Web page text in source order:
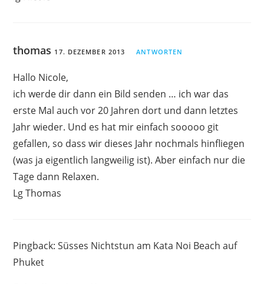
thomas 17. DEZEMBER 2013 ANTWORTEN
Hallo Nicole,
ich werde dir dann ein Bild senden … ich war das
erste Mal auch vor 20 Jahren dort und dann letztes
Jahr wieder. Und es hat mir einfach sooooo git
gefallen, so dass wir dieses Jahr nochmals hinfliegen
(was ja eigentlich langweilig ist). Aber einfach nur die
Tage dann Relaxen.
Lg Thomas
Pingback:Süsses Nichtstun am Kata Noi Beach auf
Phuket